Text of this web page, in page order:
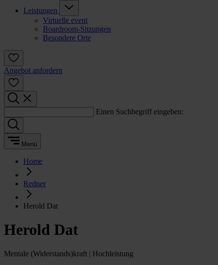
Leistungen
Virtuelle event
Boardroom-Sitzungen
Besondere Orte
Angebot anfordern
Einen Suchbegriff eingeben:
Menü
Home
Redner
Herold Dat
Herold Dat
Mentale (Widerstands)kraft | Hochleistung